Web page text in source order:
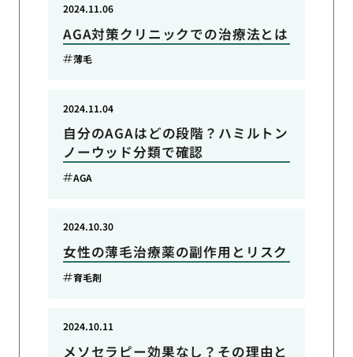
AGA対策クリニックでの治療法とは
2024.11.06
薄毛
自分のAGAはどの段階？ハミルトン
ノーウッド分類で確認
2024.11.04
AGA
女性の薄毛治療薬の副作用とリスク
2024.10.30
育毛剤
メソセラピー効果なし？その理由と
2024.10.11